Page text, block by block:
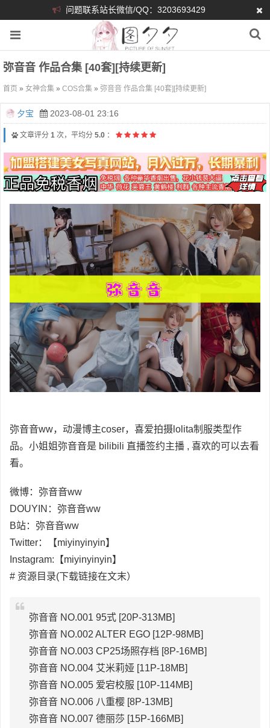
问题联系站长微信/QQ：3203693429
弥音音 作品合集 [40套][持续更新]
首页 » 女神合集 » COS合集 » 弥音音 作品合集 [40套][持续更新]
夕宝 2023-08-01 23:16
文章评分 1 次，平均分 5.0 ：
弥音音ww，动漫博主coser，喜爱拍摄lolita制服类型作
品。小姐姐弥音音是 bilibili 直播签约主播 , 喜欢的可以去看
看。
微博：弥音音ww
DOUYIN：弥音音ww
B站：弥音音ww
Twitter：【miyinyinyin】
Instagram:【miyinyinyin】
# 资源目录(下载链接在文末）
弥音音 NO.001 95式 [20P-313MB]
弥音音 NO.002 ALTER EGO [12P-98MB]
弥音音 NO.003 CP25场照存档 [8P-16MB]
弥音音 NO.004 艾米莉娅 [11P-18MB]
弥音音 NO.005 爱宕校服 [10P-114MB]
弥音音 NO.006 八重樱 [8P-13MB]
弥音音 NO.007 德丽莎 [15P-166MB]